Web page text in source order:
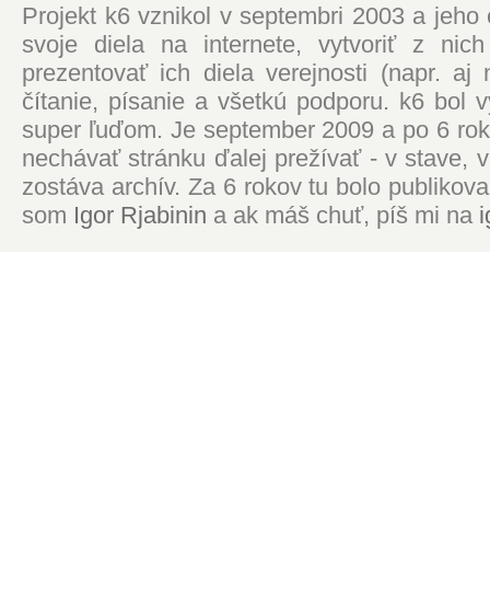
Projekt k6 vznikol v septembri 2003 a
svoje diela na internete, vytvoriť z
prezentovať ich diela verejnosti (napr. aj
čítanie, písanie a všetkú podporu. k6 bol
super ľuďom. Je september 2009 a po 6
nechávať stránku ďalej prežívať - v stave,
zostáva archív. Za 6 rokov tu bolo
som Igor Rjabinin a ak máš chuť, píš mi na